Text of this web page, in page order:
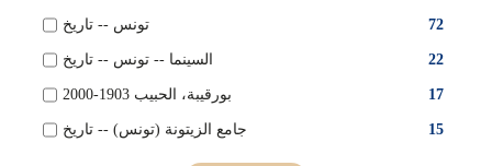
72 تونس -- تاريخ
22 السينما -- تونس -- تاريخ
17 بورقيبة، الحبيب 1903-2000
15 جامع الزيتونة (تونس) -- تاريخ‏